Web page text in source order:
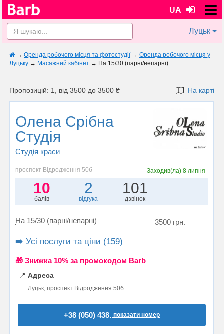
UA
Луцьк
→ Оренда робочого місця та фотостудії → Оренда робочого місця у
Луцьку → Масажний кабінет → На 15/30 (парні/непарні)
Пропозицій: 1, від 3500 до 3500 ₴ На карті
Олена Срібна
Студія
Студія краси
проспект Відродження 50б Заходив(ла)8 липня
10
балів
2
відгука
101
дзвінок
На 15/30 (парні/непарні) 3500 грн.
➡️ Усі послуги та ціни (159)
🎁 Знижка 10% за промокодом Barb
📍 Адреса
Луцьк, проспект Відродження 50б
+38 (050) 438..показати номер